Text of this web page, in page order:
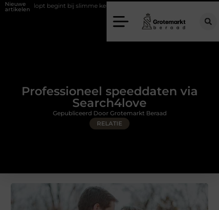
Nieuwe
artikelen
begint bij slimme keuzes
Professioneel speeddaten via
Search4love
RELATIE
Gepubliceerd Door Grotemarkt Beraad